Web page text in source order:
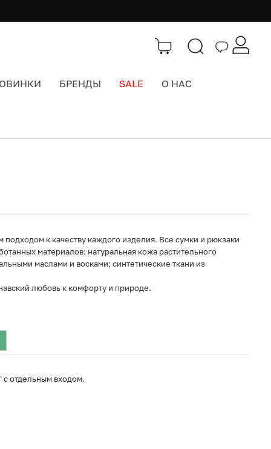
БРЕНДЫ SALE О НАС
к качеству каждого изделия. Все сумки и рюкзаки
материалов: натуральная кожа растительного
маслами и восками; синтетические ткани из
любовь к комфорту и природе.
с отдельным входом.